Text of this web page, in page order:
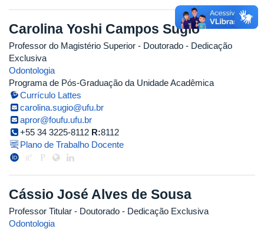
Carolina Yoshi Campos Sugio
Professor do Magistério Superior - Doutorado - Dedicação
Exclusiva
Odontologia
Programa de Pós-Graduação da Unidade Acadêmica
Currículo Lattes
carolina.sugio@ufu.br
apror@foufu.ufu.br
+55 34 3225-8112 R:8112
Plano de Trabalho Docente
Cássio José Alves de Sousa
Professor Titular - Doutorado - Dedicação Exclusiva
Odontologia